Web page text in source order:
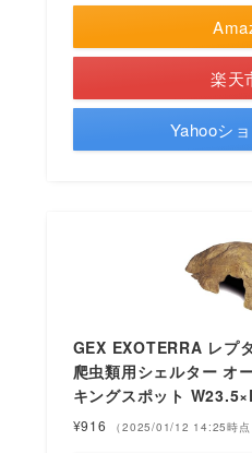
楽天
Yahooシ
GEX EXOTERRA レプ
爬虫類用シェルター オ
キングスポット
¥916 （2025/01/12 14:25時点